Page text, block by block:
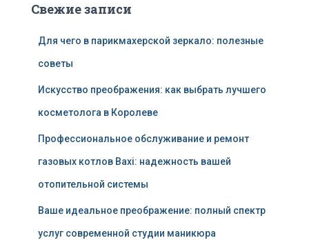
Свежие записи
Для чего в парикмахерской зеркало: полезные
советы
Искусство преображения: как выбрать лучшего
косметолога в Королеве
Профессиональное обслуживание и ремонт
газовых котлов Baxi: надежность вашей
отопительной системы
Ваше идеальное преображение: полный спектр
услуг современной студии маникюра